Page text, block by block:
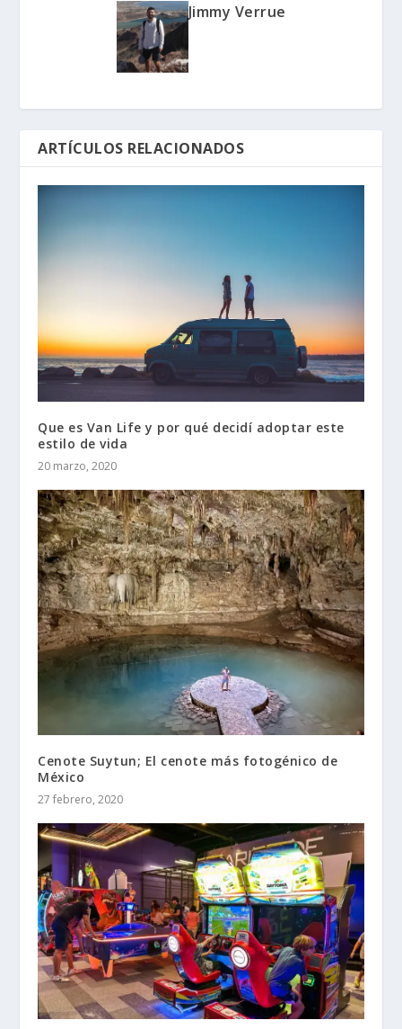
Jimmy Verrue
ARTÍCULOS RELACIONADOS
Que es Van Life y por qué decidí adoptar este
estilo de vida
20 marzo, 2020
Cenote Suytun; El cenote más fotogénico de
México
27 febrero, 2020